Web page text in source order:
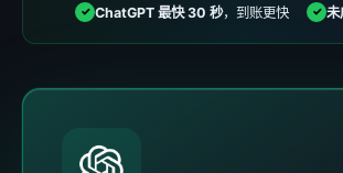
✓ ChatGPT 最快 30 秒，到账更快 ✓ 未